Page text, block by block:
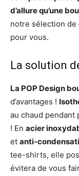
d’allure qu’une
notre sélection de
pour vous.
La solution
La POP Design
d’avantages !
au chaud pendant
! En acier
et anti-
tee-shirts, elle
évitera de vous